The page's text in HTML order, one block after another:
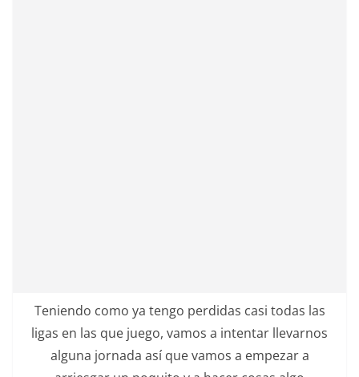
Teniendo como ya tengo perdidas casi todas las
ligas en las que juego, vamos a intentar llevarnos
alguna jornada así que vamos a empezar a